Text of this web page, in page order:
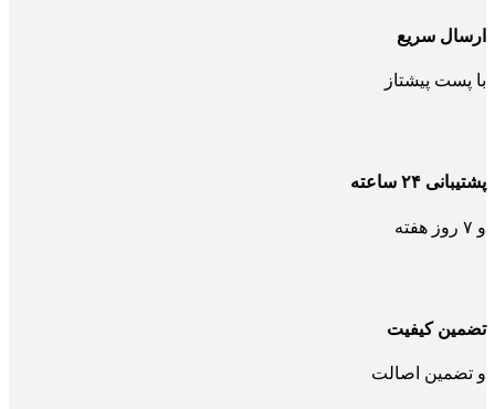
ارسال سریع
با پست پیشتاز
پشتیبانی ۲۴ ساعته
و ۷ روز هفته
تضمین کیفیت
و تضمین اصالت